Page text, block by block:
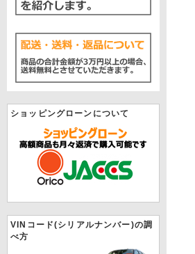
ショッピングローンについて
VINコード(シリアルナンバー)の調
べ方